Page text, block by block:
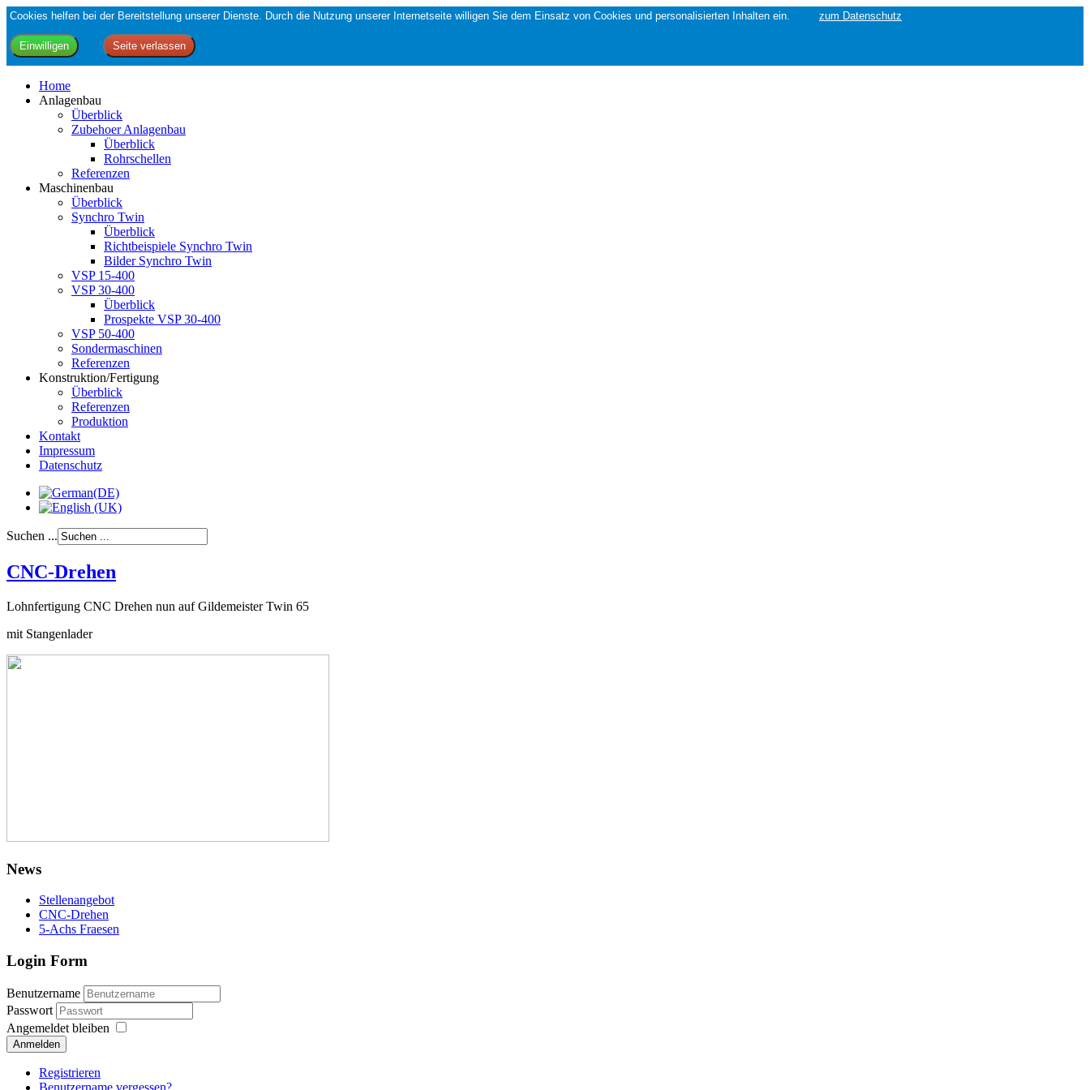
Cookies helfen bei der Bereitstellung unserer Dienste. Durch die Nutzung unserer Internetseite willigen Sie dem Einsatz von Cookies und personalisierten Inhalten ein. zum Datenschutz
Home
Anlagenbau
Überblick
Zubehoer Anlagenbau
Überblick
Rohrschellen
Referenzen
Maschinenbau
Überblick
Synchro Twin
Überblick
Richtbeispiele Synchro Twin
Bilder Synchro Twin
VSP 15-400
VSP 30-400
Überblick
Prospekte VSP 30-400
VSP 50-400
Sondermaschinen
Referenzen
Konstruktion/Fertigung
Überblick
Referenzen
Produktion
Kontakt
Impressum
Datenschutz
Suchen ...
CNC-Drehen
Lohnfertigung CNC Drehen nun auf Gildemeister Twin 65
mit Stangenlader
News
Stellenangebot
CNC-Drehen
5-Achs Fraesen
Login Form
Benutzername
Passwort
Angemeldet bleiben
Anmelden
Registrieren
Benutzername vergessen?